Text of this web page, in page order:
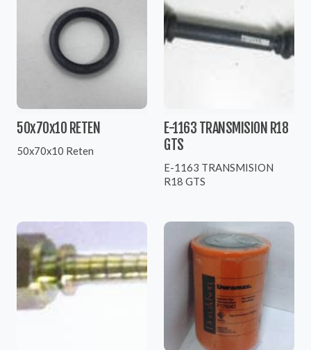
50x70x10 RETEN
50x70x10 Reten
E-1163 TRANSMISION R18
GTS
E-1163 TRANSMISION
R18 GTS